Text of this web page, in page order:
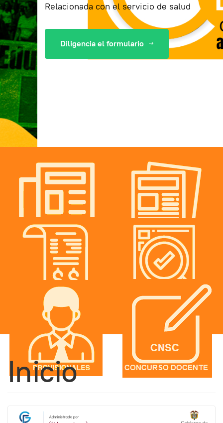
Relacionada con el servicio de salud
Diligencia el formulario
Inicio